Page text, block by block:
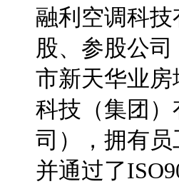
融利空调科
股、参股公
市新天华业
科技（集团
司），拥有员
并通过了